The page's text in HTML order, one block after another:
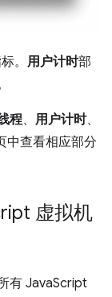
。 用户计时部
程、 用户计时、
中查看相应部分
虚拟机
有 JavaScript